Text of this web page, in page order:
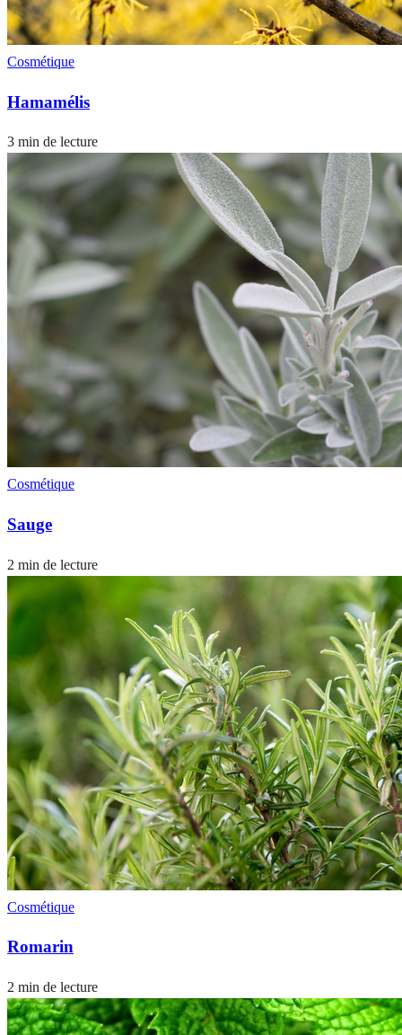
Cosmétique
Hamamélis
3 min de lecture
Cosmétique
Sauge
2 min de lecture
Cosmétique
Romarin
2 min de lecture